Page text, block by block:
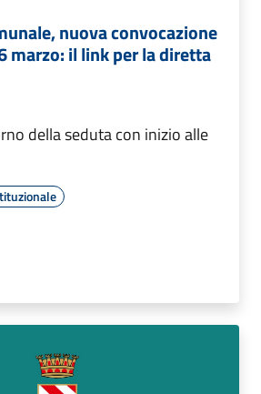
nuova convocazione
marzo: il link per la diretta
della seduta con inizio alle